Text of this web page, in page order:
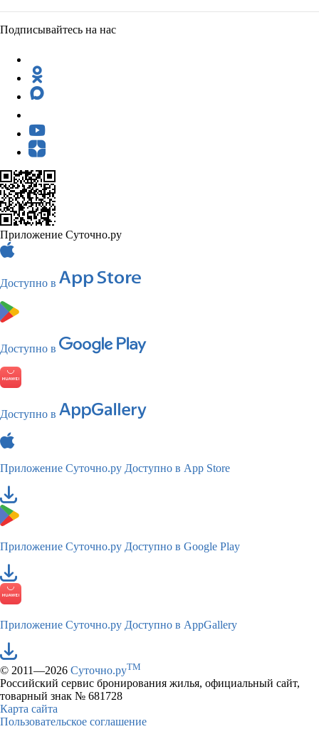
Подписывайтесь на нас
Приложение Суточно.ру
Доступно в
Доступно в
Доступно в
Приложение Суточно.ру Доступно в App Store
Приложение Суточно.ру Доступно в Google Play
Приложение Суточно.ру Доступно в AppGallery
© 2011—2026 Суточно.руTM
Российский сервис бронирования жилья, официальный сайт,
товарный знак № 681728
Карта сайта
Пользовательское соглашение